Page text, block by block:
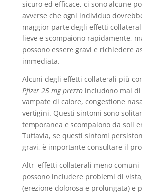
sicuro ed efficace, ci sono alcune
avverse che ogni individuo
maggior parte degli effetti
lieve e scompaiono rapidamente,
possono essere gravi e richiedere
immediata.
Alcuni degli effetti collaterali più
Pfizer 25 mg prezzoincludono mal di
vampate di calore, congestione
vertigini. Questi sintomi sono
temporanea e scompaiono da soli
Tuttavia, se questi sintomi
gravi, è importante consultare il
Altri effetti collaterali meno comuni
possono includere problemi di
(erezione dolorosa e prolungata) e